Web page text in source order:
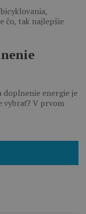
čo, tak najlepšie
doplnenie energie je
vybrať? V prvom